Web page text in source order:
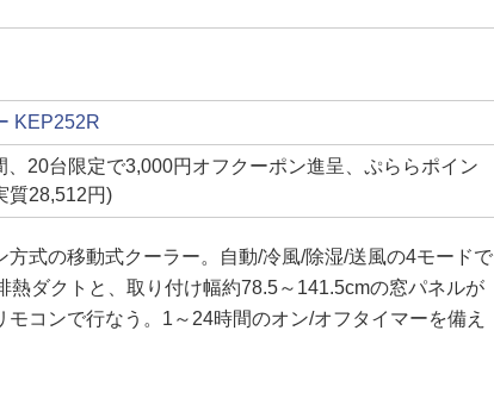
KEP252R
、20台限定で3,000円オフクーポン進呈、ぷららポイン
質28,512円)
方式の移動式クーラー。自動/冷風/除湿/送風の4モードで
熱ダクトと、取り付け幅約78.5～141.5cmの窓パネルが
コンで行なう。1～24時間のオン/オフタイマーを備え